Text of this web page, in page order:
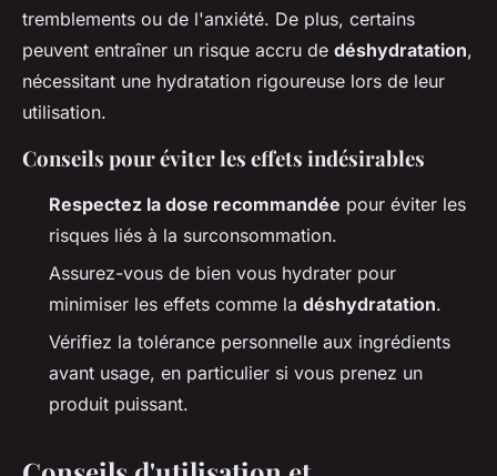
tremblements ou de l'anxiété. De plus, certains
peuvent entraîner un risque accru de déshydratation,
nécessitant une hydratation rigoureuse lors de leur
utilisation.
Conseils pour éviter les effets indésirables
Respectez la dose recommandée pour éviter les
risques liés à la surconsommation.
Assurez-vous de bien vous hydrater pour
minimiser les effets comme la déshydratation.
Vérifiez la tolérance personnelle aux ingrédients
avant usage, en particulier si vous prenez un
produit puissant.